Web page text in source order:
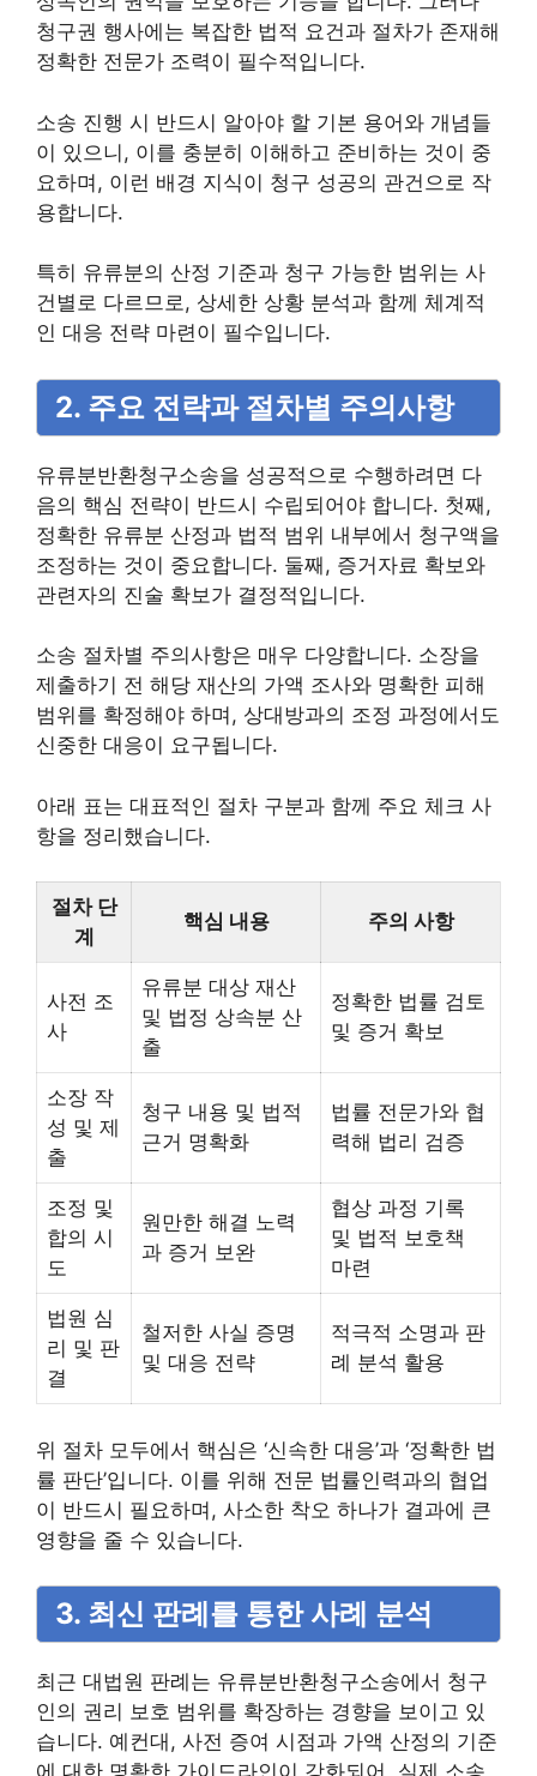
청구권 행사에는 복잡한 법적 요건과 절차가 존재해
정확한 전문가 조력이 필수적입니다.
소송 진행 시 반드시 알아야 할 기본 용어와 개념들
이 있으니, 이를 충분히 이해하고 준비하는 것이 중
요하며, 이런 배경 지식이 청구 성공의 관건으로 작
용합니다.
특히 유류분의 산정 기준과 청구 가능한 범위는 사
건별로 다르므로, 상세한 상황 분석과 함께 체계적
인 대응 전략 마련이 필수입니다.
2. 주요 전략과 절차별 주의사항
유류분반환청구소송을 성공적으로 수행하려면 다
음의 핵심 전략이 반드시 수립되어야 합니다. 첫째,
정확한 유류분 산정과 법적 범위 내부에서 청구액을
조정하는 것이 중요합니다. 둘째, 증거자료 확보와
관련자의 진술 확보가 결정적입니다.
소송 절차별 주의사항은 매우 다양합니다. 소장을
제출하기 전 해당 재산의 가액 조사와 명확한 피해
범위를 확정해야 하며, 상대방과의 조정 과정에서도
신중한 대응이 요구됩니다.
아래 표는 대표적인 절차 구분과 함께 주요 체크 사
항을 정리했습니다.
절차 단
계
핵심 내용 주의 사항
사전 조
사
유류분 대상 재산
및 법정 상속분 산
출
정확한 법률 검토
및 증거 확보
소장 작
성 및 제
출
청구 내용 및 법적
근거 명확화
법률 전문가와 협
력해 법리 검증
조정 및
합의 시
도
원만한 해결 노력
과 증거 보완
협상 과정 기록
및 법적 보호책
마련
법원 심
리 및 판
결
철저한 사실 증명
및 대응 전략
적극적 소명과 판
례 분석 활용
위 절차 모두에서 핵심은 ‘신속한 대응’과 ‘정확한 법
률 판단’입니다. 이를 위해 전문 법률인력과의 협업
이 반드시 필요하며, 사소한 착오 하나가 결과에 큰
영향을 줄 수 있습니다.
3. 최신 판례를 통한 사례 분석
최근 대법원 판례는 유류분반환청구소송에서 청구
인의 권리 보호 범위를 확장하는 경향을 보이고 있
습니다. 예컨대, 사전 증여 시점과 가액 산정의 기준
에 대한 명확한 가이드라인이 강화되어, 실제 소송